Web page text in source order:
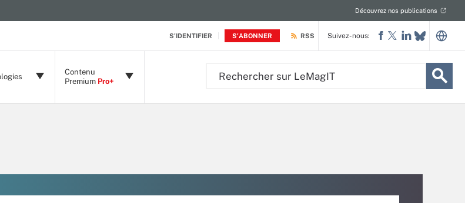
S'IDENTIFIER S'ABONNER
Découvrez nos publications
RSS
Contenu
Premium Pro+
Suivez-nous: